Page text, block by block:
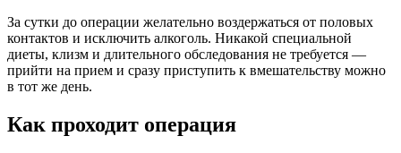
За сутки до операции желательно воздержаться от половых
контактов и исключить алкоголь. Никакой специальной
диеты, клизм и длительного обследования не требуется —
прийти на прием и сразу приступить к вмешательству можно
в тот же день.
Как проходит операция